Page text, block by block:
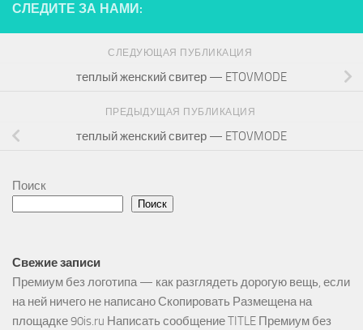
СЛЕДИТЕ ЗА НАМИ:
СЛЕДУЮЩАЯ ПУБЛИКАЦИЯ
теплый женский свитер — ETOVMODE
ПРЕДЫДУЩАЯ ПУБЛИКАЦИЯ
теплый женский свитер — ETOVMODE
Поиск
Поиск
Свежие записи
Премиум без логотипа — как разглядеть дорогую вещь, если
на ней ничего не написано Скопировать Размещена на
площадке 90is.ru Написать сообщение TITLE Премиум без